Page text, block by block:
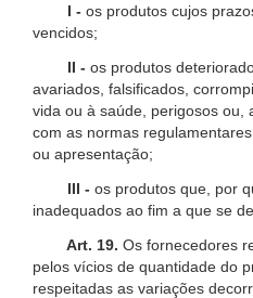
I - os produtos cujos
vencidos;
II - os produtos
avariados, falsificados,
vida ou à saúde, perigosos ou,
com as normas
ou apresentação;
III - os produtos que, por
inadequados ao fim a que se
Art. 19. Os fornecedores
pelos vícios de quantidade do
respeitadas as variações